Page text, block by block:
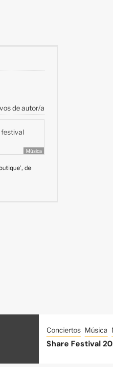
de autor/a
Música
de
Conciertos Música
Share Festival